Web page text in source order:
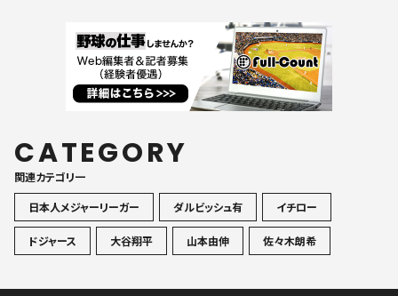
CATEGORY
関連カテゴリ一
日本人メジャーリーガー
ダルビッシュ有 イチロー
ドジャース 大谷翔平 山本由伸 佐々木朗希